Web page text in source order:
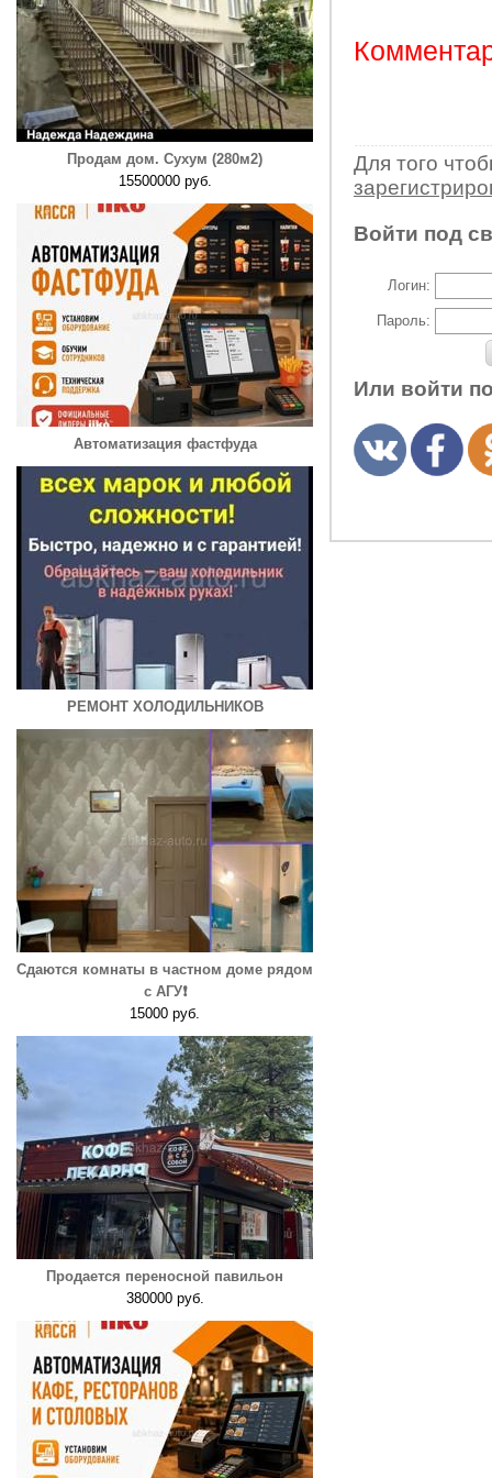
Продам дом. Сухум (280м2)
15500000 руб.
Автоматизация фастфуда
РЕМОНТ ХОЛОДИЛЬНИКОВ
Сдаются комнаты в частном доме рядом
с АГУ❗️
15000 руб.
Продается переносной павильон
380000 руб.
Для того
Войти под
Логин:
Пароль:
Или войти